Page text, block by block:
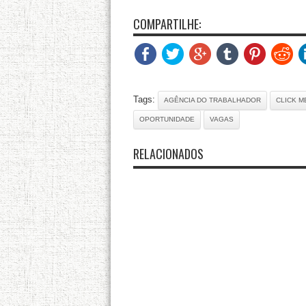
COMPARTILHE:
Tags: AGÊNCIA DO TRABALHADOR CLICK
OPORTUNIDADE VAGAS
RELACIONADOS